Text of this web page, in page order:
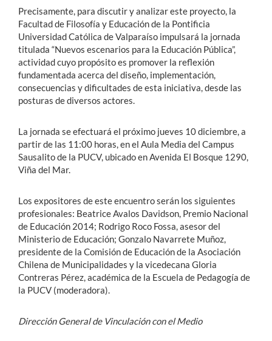
Precisamente, para discutir y analizar este proyecto, la
Facultad de Filosofía y Educación de la Pontificia
Universidad Católica de Valparaíso impulsará la jornada
titulada “Nuevos escenarios para la Educación Pública”,
actividad cuyo propósito es promover la reflexión
fundamentada acerca del diseño, implementación,
consecuencias y dificultades de esta iniciativa, desde las
posturas de diversos actores.
La jornada se efectuará el próximo jueves 10 diciembre, a
partir de las 11:00 horas, en el Aula Media del Campus
Sausalito de la PUCV, ubicado en Avenida El Bosque 1290,
Viña del Mar.
Los expositores de este encuentro serán los siguientes
profesionales: Beatrice Avalos Davidson, Premio Nacional
de Educación 2014; Rodrigo Roco Fossa, asesor del
Ministerio de Educación; Gonzalo Navarrete Muñoz,
presidente de la Comisión de Educación de la Asociación
Chilena de Municipalidades y la vicedecana Gloria
Contreras Pérez, académica de la Escuela de Pedagogía de
la PUCV (moderadora).
Dirección General de Vinculación con el Medio